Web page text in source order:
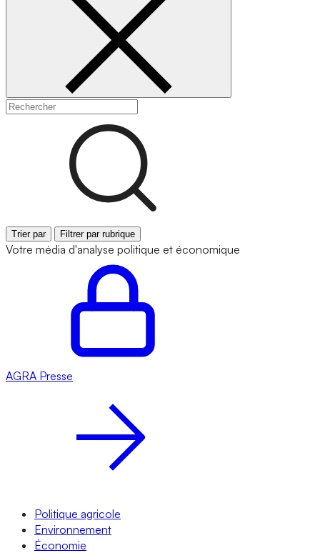
Trier par Filtrer par rubrique
Votre média d'analyse politique et économique
AGRA Presse
Politique agricole
Environnement
Économie